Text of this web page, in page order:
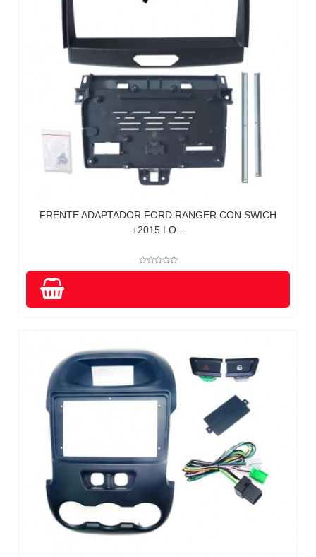
FRENTE ADAPTADOR FORD RANGER CON SWICH
+2015 LO...